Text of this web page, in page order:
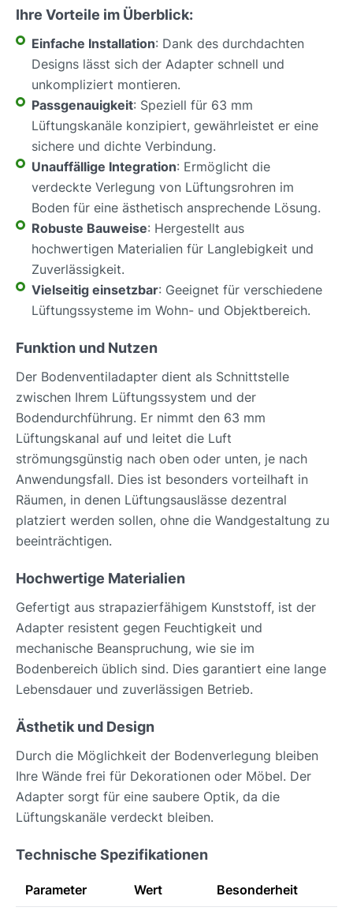
Ihre Vorteile im Überblick:
Einfache Installation: Dank des durchdachten
Designs lässt sich der Adapter schnell und
unkompliziert montieren.
Passgenauigkeit: Speziell für 63 mm
Lüftungskanäle konzipiert, gewährleistet er eine
sichere und dichte Verbindung.
Unauffällige Integration: Ermöglicht die
verdeckte Verlegung von Lüftungsrohren im
Boden für eine ästhetisch ansprechende Lösung.
Robuste Bauweise: Hergestellt aus
hochwertigen Materialien für Langlebigkeit und
Zuverlässigkeit.
Vielseitig einsetzbar: Geeignet für verschiedene
Lüftungssysteme im Wohn- und Objektbereich.
Funktion und Nutzen
Der Bodenventiladapter dient als Schnittstelle
zwischen Ihrem Lüftungssystem und der
Bodendurchführung. Er nimmt den 63 mm
Lüftungskanal auf und leitet die Luft
strömungsgünstig nach oben oder unten, je nach
Anwendungsfall. Dies ist besonders vorteilhaft in
Räumen, in denen Lüftungsauslässe dezentral
platziert werden sollen, ohne die Wandgestaltung zu
beeinträchtigen.
Hochwertige Materialien
Gefertigt aus strapazierfähigem Kunststoff, ist der
Adapter resistent gegen Feuchtigkeit und
mechanische Beanspruchung, wie sie im
Bodenbereich üblich sind. Dies garantiert eine lange
Lebensdauer und zuverlässigen Betrieb.
Ästhetik und Design
Durch die Möglichkeit der Bodenverlegung bleiben
Ihre Wände frei für Dekorationen oder Möbel. Der
Adapter sorgt für eine saubere Optik, da die
Lüftungskanäle verdeckt bleiben.
Technische Spezifikationen
Parameter Wert Besonderheit